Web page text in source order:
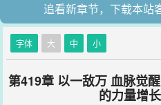
追看新章节，下载本站
字体 大 中 小
第419章 以一敌万 血脉觉
的力量增